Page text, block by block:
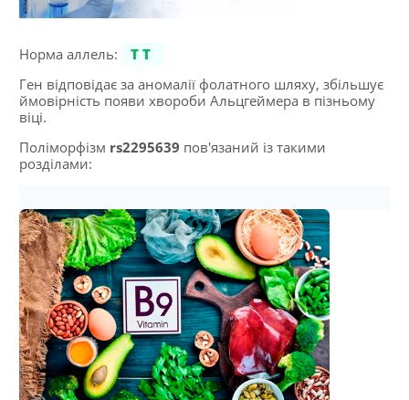
Норма аллель:
TT
Ген відповідає за аномалії фолатного шляху, збільшує
ймовірність появи хвороби Альцгеймера в пізньому
віці.
Поліморфізм rs2295639 пов'язаний із такими
розділами: